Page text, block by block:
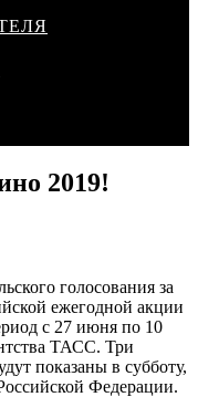
2019!
голосования за
ежегодной акции
с 27 июня по 10
ТАСС. Три
показаны в субботу,
Федерации.